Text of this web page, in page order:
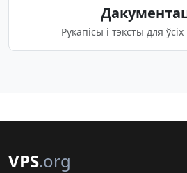
Рукапісы і тэксты для ўсіх
VPS.org